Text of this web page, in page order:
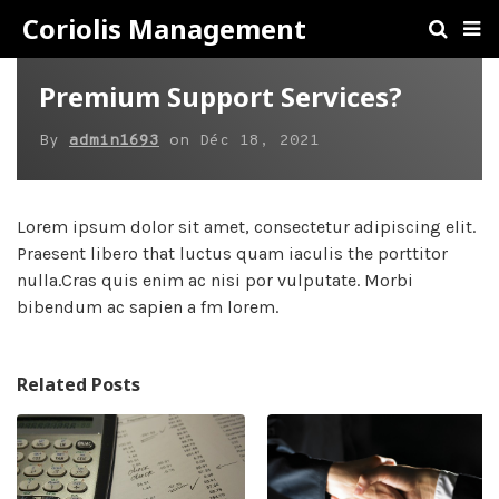
Coriolis Management
Premium Support Services?
By admin1693 on Déc 18, 2021
Lorem ipsum dolor sit amet, consectetur adipiscing elit.
Praesent libero that luctus quam iaculis the porttitor
nulla.Cras quis enim ac nisi por vulputate. Morbi
bibendum ac sapien a fm lorem.
Related Posts